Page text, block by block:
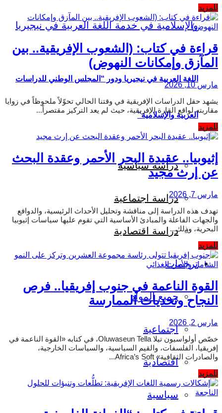
اللغة العربية في نيجيريا ودور “المجلس الوطني للدراسات
العربية والإسلامية”
دراسة سياسية
دراسة اجتماعية
دراسة اقتصادية
ترجمات
جميع المواد
اجتماعية
اقتصادية
سياسية
للمزيدDetails
قراءة في كتاب: (الشعوب الإفريقية.. بين
المآزق وإمكانات النهوض)
مارس 10, 2026
يشهد حقل الدراسات الإفريقية في وقتنا الحالي تحوّلاً ملحوظاً في زوايا
مقاربته لواقع القارة الإفريقية، حيث لم يعد التركيز مقتصراً...
للمزيدDetails
إثيوبيا.. عقيدة البحر الأحمر وعقدة البحث
عن إرث مجيد
مارس 7, 2026
تهدف هذه الدراسة إلى مناقشة وتحليل الأحداث الرئيسية، والدوافع
والجهات الفاعلة والمبادئ الأساسية التي تقوم عليها سياسات إثيوبيا
البحرية، وذلك...
للمزيدDetails
القوة الناعمة في جنوب إفريقيا.. فرص
النجاح وتحديات الممارسة
مارس 2, 2026
خصّص أولواسيون تيلا Oluwaseun Tella، في كتابه «القوة الناعمة في
إفريقيا، الفلسفات، والقيم السياسية، والسياسات الخارجية،
والصادرات الثقافية» Africa’s Soft...
للمزيدDetails